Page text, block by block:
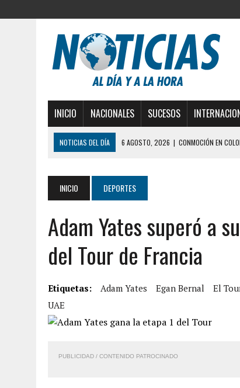
INICIO NACIONALES SUCESOS
NOTICIAS DEL DÍA 6 AGOSTO, 2026 | CONMOCIÓN EN
3 AGOSTO, 2026 | LA INCREÍBLE FORMA EN LA QUE
EDIFICIO PETUNIA
7 AGOSTO, 2026
| FUGA DE GAS GENERÓ EXPLOSIÓN EN
7 AGOSTO, 2026
|
HOMBRE ASESINÓ A SU TÍA CON UN PUÑAL
7 AGOSTO, 2026
LOCALIZARON CUERPO DE ‘LA SEÑORA
INICIO DEPORTES
Adam Yates superó a
del Tour de Francia
Etiquetas: Adam Yates Egan Bernal El
UAE
PUBLICIDAD / CONTENIDO PATROCINADO